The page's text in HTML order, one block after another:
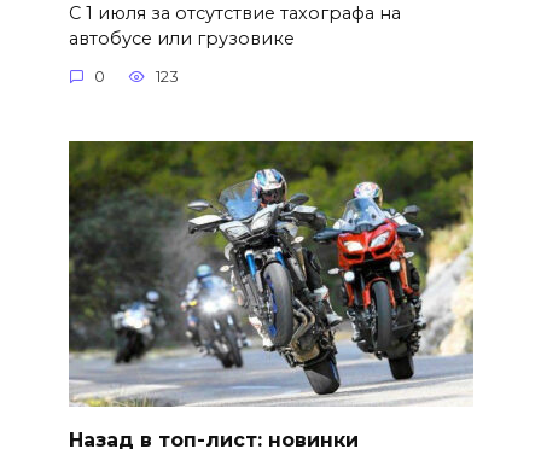
С 1 июля за отсутствие тахографа на
автобусе или грузовике
0 123
Назад в топ-лист: новинки